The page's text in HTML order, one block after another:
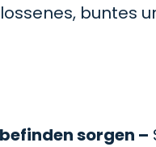
buntes
sorgen –